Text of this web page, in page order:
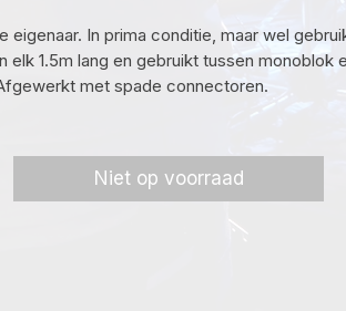
eigenaar. In prima conditie, maar wel
elk 1.5m lang en gebruikt tussen monoblok
met spade connectoren.
Niet op voorraad